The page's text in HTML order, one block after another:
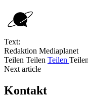
Text:
Redaktion Mediaplanet
Teilen Teilen Teilen Teilen
Next article
Kontakt